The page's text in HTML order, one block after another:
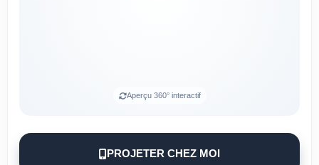
Aperçu 360° interactif
PROJETER CHEZ MOI